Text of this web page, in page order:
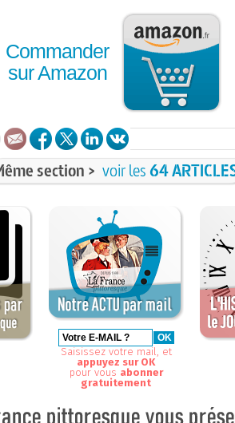
Commander
sur Amazon
section > voir les64
Saisissez votre mail, et
appuyez sur OK
pour vous abonner
gratuitement